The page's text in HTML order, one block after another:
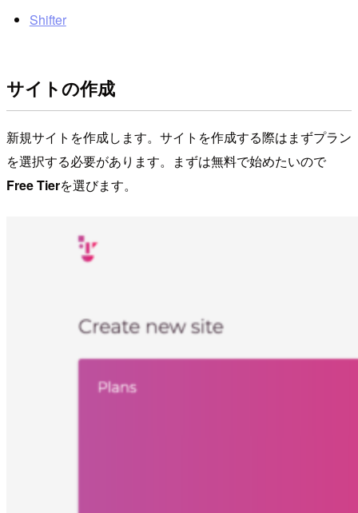
Shifter
サイトの作成
新規サイトを作成します。サイトを作成する際はまずプラン
を選択する必要があります。まずは無料で始めたいので
Free Tierを選びます。